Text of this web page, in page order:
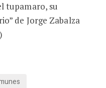
tupamaro, su
de Jorge Zabalza